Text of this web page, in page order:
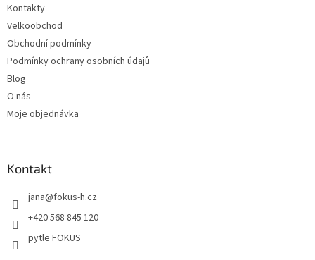
Kontakty
Velkoobchod
Obchodní podmínky
Podmínky ochrany osobních údajů
Blog
O nás
Moje objednávka
Kontakt
jana@fokus-h.cz
+420 568 845 120
pytle FOKUS